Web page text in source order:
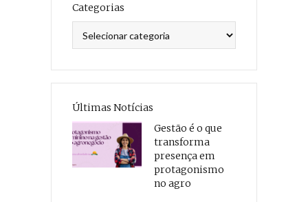
Categorias
Últimas Notícias
Gestão é o que
transforma
presença em
protagonismo
no agro